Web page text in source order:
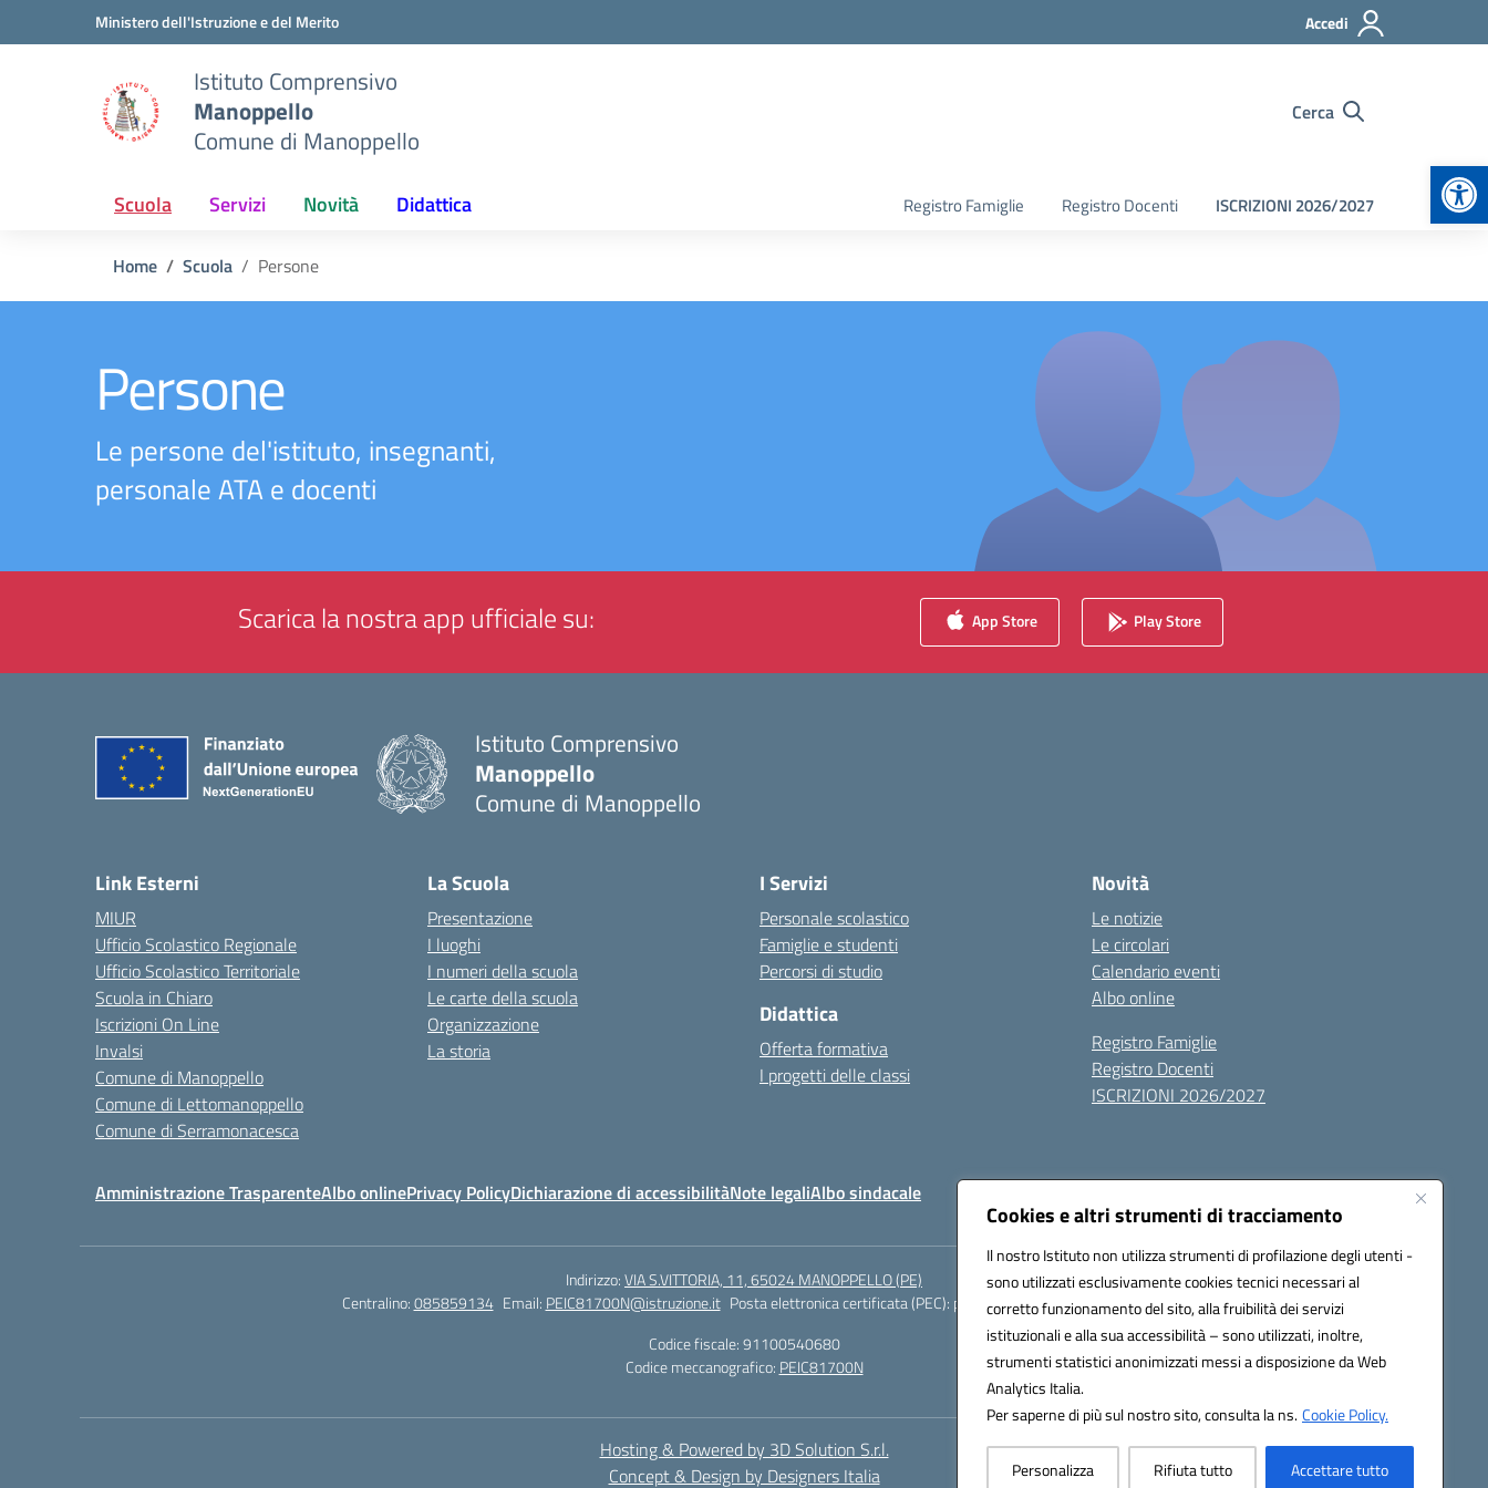
Cookies e altri strumenti di tracciamento
Il nostro Istituto non utilizza strumenti di profilazione degli utenti -
sono utilizzati esclusivamente cookies tecnici necessari al
corretto funzionamento del sito, alla fruibilità dei servizi
istituzionali e alla sua accessibilità – sono utilizzati, inoltre,
strumenti statistici anonimizzati messi a disposizione da Web
Analytics Italia.
Per saperne di più sul nostro sito, consulta la ns.Cookie Policy.
Personalizza Rifiuta tutto Accettare tutto
Vai ai contenuti
Vai al menu di navigazioneMinistero dell'Istruzione e del Merito Accedi
Istituto Comprensivo
Manoppello
Comune di Manoppello
Cerca
Scuola Servizi Novità Didattica Registro Famiglie Registro Docenti ISCRIZIONI 2026/2027
Home Scuola Persone
Persone
Le persone del'istituto, insegnanti,
personale ATA e docenti
Scarica la nostra app ufficiale su: App Store Play Store
Istituto Comprensivo
Manoppello
Comune di Manoppello
Link Esterni
MIUR
Ufficio Scolastico Regionale
Ufficio Scolastico Territoriale
Scuola in Chiaro
Iscrizioni On Line
Invalsi
Comune di Manoppello
Comune di Lettomanoppello
Comune di Serramonacesca
La Scuola
Presentazione
I luoghi
I numeri della scuola
Le carte della scuola
Organizzazione
La storia
I Servizi
Personale scolastico
Famiglie e studenti
Percorsi di studio
Didattica
Offerta formativa
I progetti delle classi
Novità
Le notizie
Le circolari
Calendario eventi
Albo online
Registro Famiglie
Registro Docenti
ISCRIZIONI 2026/2027
Amministrazione TrasparenteAlbo onlinePrivacy PolicyDichiarazione di accessibilitàNote legaliAlbo sindacale
Indirizzo:VIA S.VITTORIA, 11, 65024 MANOPPELLO (PE)
Centralino:085859134 Email: PEIC81700N@istruzione.it Posta elettronica certificata (PEC): peic81700n@pec.istruzione.it
Codice fiscale: 91100540680
Codice meccanografico: PEIC81700N
Hosting & Powered by 3D Solution S.r.l.
Concept & Design by Designers Italia